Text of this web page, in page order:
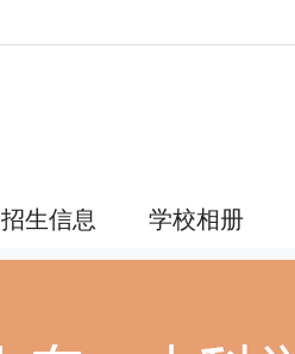
招生信息 学校相册